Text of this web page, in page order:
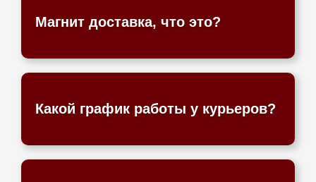
Магнит доставка, что это?
Какой график работы у курьеров?